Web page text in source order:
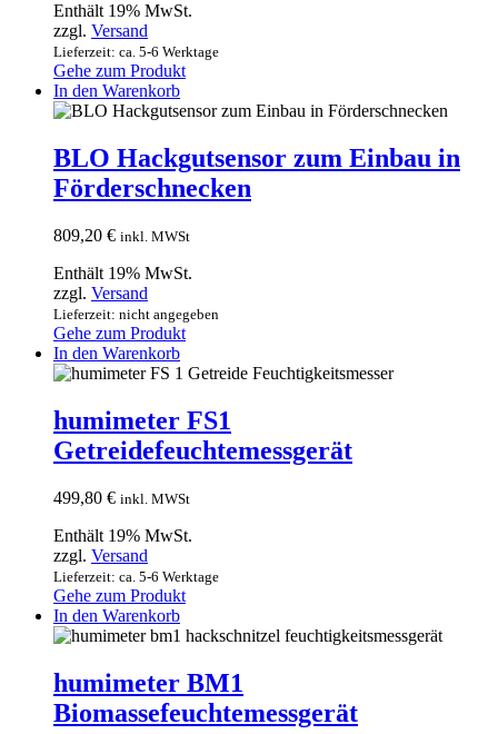
Enthält 19% MwSt.
zzgl. Versand
Lieferzeit: ca. 5-6 Werktage
Gehe zum Produkt
In den Warenkorb
BLO Hackgutsensor zum Einbau in
Förderschnecken
809,20 € inkl. MWSt
Enthält 19% MwSt.
zzgl. Versand
Lieferzeit: nicht angegeben
Gehe zum Produkt
In den Warenkorb
humimeter FS1
Getreidefeuchtemessgerät
499,80 € inkl. MWSt
Enthält 19% MwSt.
zzgl. Versand
Lieferzeit: ca. 5-6 Werktage
Gehe zum Produkt
In den Warenkorb
humimeter BM1
Biomassefeuchtemessgerät